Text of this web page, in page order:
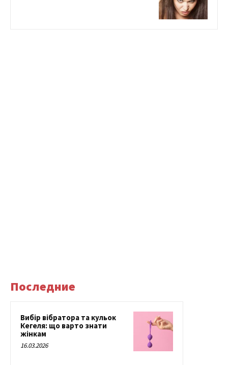
Последние
Вибір вібратора та кульок
Кегеля: що варто знати
жінкам
16.03.2026